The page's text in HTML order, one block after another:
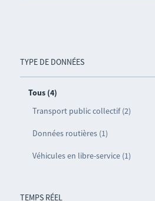
TYPE DE DONNÉES
Tous (4)
Transport public collectif (2)
Données routières (1)
Véhicules en libre-service (1)
TEMPS RÉEL